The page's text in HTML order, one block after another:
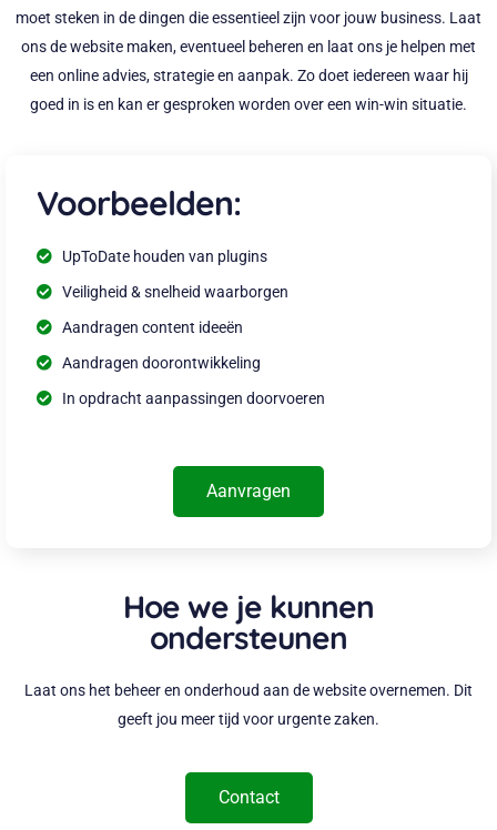
moet steken in de dingen die essentieel zijn voor jouw business. Laat
ons de website maken, eventueel beheren en laat ons je helpen met
een online advies, strategie en aanpak. Zo doet iedereen waar hij
goed in is en kan er gesproken worden over een win-win situatie.
Voorbeelden:
UpToDate houden van plugins
Veiligheid & snelheid waarborgen
Aandragen content ideeën
Aandragen doorontwikkeling
In opdracht aanpassingen doorvoeren
Aanvragen
Hoe we je kunnen
ondersteunen
Laat ons het beheer en onderhoud aan de website overnemen. Dit
geeft jou meer tijd voor urgente zaken.
Contact